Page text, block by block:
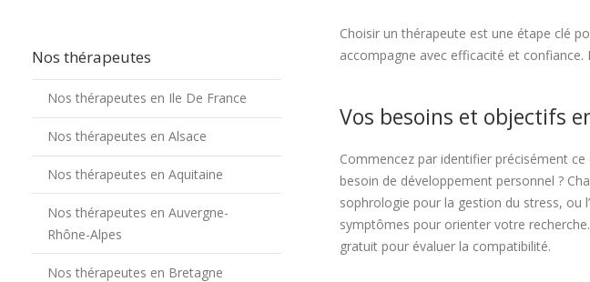
Choisir un thérapeute est une étape clé
accompagne avec efficacité et
Vos besoins et objectifs
Commencez par identifier précisément
besoin de développement personnel ?
sophrologie pour la gestion du stress, ou
symptômes pour orienter votre
gratuit pour évaluer la compatibilité.
Nos thérapeutes
Nos thérapeutes en Ile De France
Nos thérapeutes en Alsace
Nos thérapeutes en Aquitaine
Nos thérapeutes en Auvergne-
Rhône-Alpes
Nos thérapeutes en Bretagne